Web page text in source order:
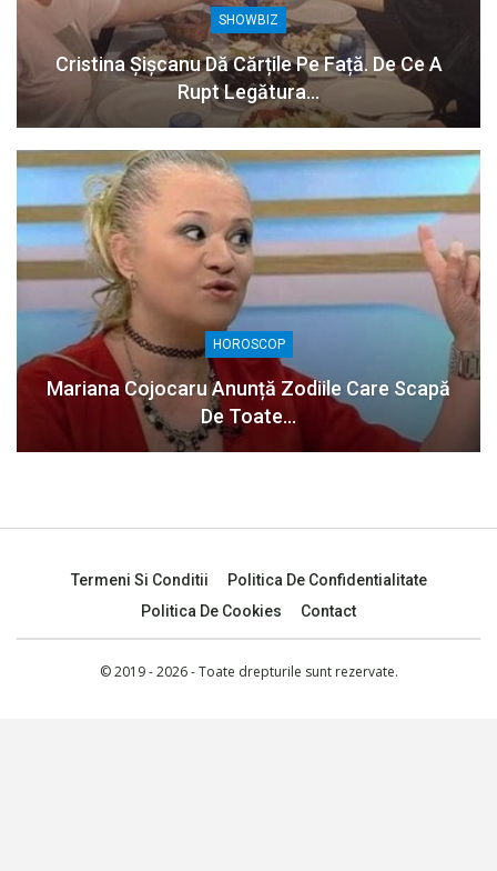
SHOWBIZ
Cristina Șișcanu Dă Cărțile Pe Față. De Ce A
Rupt Legătura…
HOROSCOP
Mariana Cojocaru Anunță Zodiile Care Scapă
De Toate…
Termeni Si Conditii
Politica De Confidentialitate
Politica De Cookies
Contact
© 2019 - 2026 - Toate drepturile sunt rezervate.